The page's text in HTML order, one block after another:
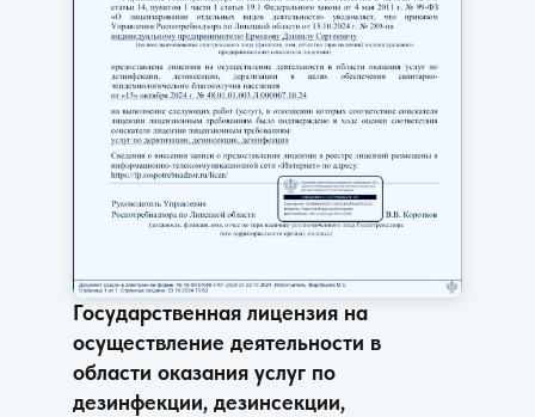
Государственная лицензия на
осуществление деятельности в
области оказания услуг по
дезинфекции, дезинсекции,